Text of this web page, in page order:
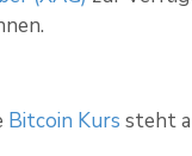
Bitcoin Kurs steht